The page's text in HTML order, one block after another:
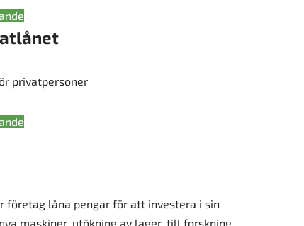
privatpersoner
företag låna pengar för att investera i sin
maskiner, utökning av lager, till forskning